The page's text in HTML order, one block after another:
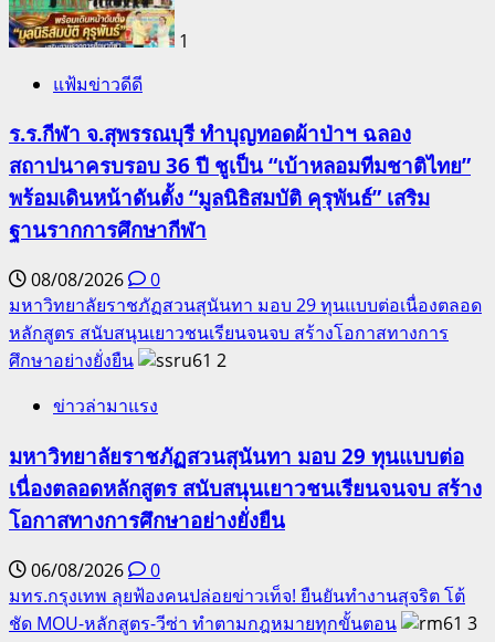
1
แฟ้มข่าวดีดี
ร.ร.กีฬา จ.สุพรรณบุรี ทำบุญทอดผ้าป่าฯ ฉลอง
สถาปนาครบรอบ 36 ปี ชูเป็น “เบ้าหลอมทีมชาติไทย”
พร้อมเดินหน้าดันตั้ง “มูลนิธิสมบัติ คุรุพันธ์” เสริม
ฐานรากการศึกษากีฬา
08/08/2026
0
มหาวิทยาลัยราชภัฏสวนสุนันทา มอบ 29 ทุนแบบต่อเนื่องตลอด
หลักสูตร สนับสนุนเยาวชนเรียนจนจบ สร้างโอกาสทางการ
ศึกษาอย่างยั่งยืน
2
ข่าวล่ามาแรง
มหาวิทยาลัยราชภัฏสวนสุนันทา มอบ 29 ทุนแบบต่อ
เนื่องตลอดหลักสูตร สนับสนุนเยาวชนเรียนจนจบ สร้าง
โอกาสทางการศึกษาอย่างยั่งยืน
06/08/2026
0
มทร.กรุงเทพ ลุยฟ้องคนปล่อยข่าวเท็จ! ยืนยันทำงานสุจริต โต้
ชัด MOU-หลักสูตร-วีซ่า ทำตามกฎหมายทุกขั้นตอน
3